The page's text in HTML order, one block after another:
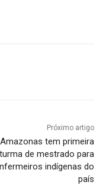
Próximo artigo
Amazonas tem primeira
turma de mestrado para
indígenas do
país